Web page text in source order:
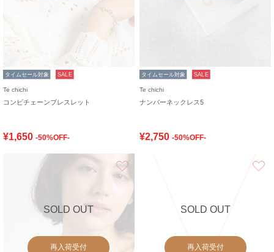
タイムセール対象 SALE
Te chichi
コンビチェーンブレスレット
¥1,650 -50%OFF-
タイムセール対象 SALE
Te chichi
ナンバーネックレス5
¥2,750 -50%OFF-
SOLD OUT
再入荷受付
SOLD OUT
再入荷受付